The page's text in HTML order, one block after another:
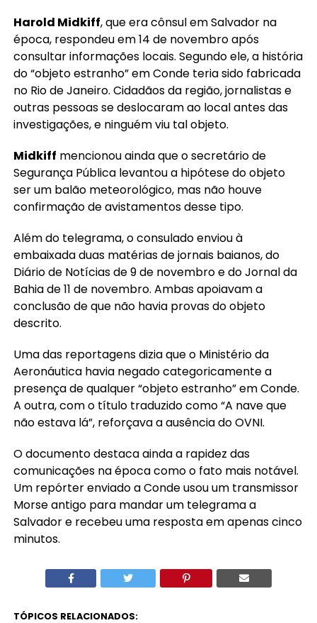
Harold Midkiff, que era cônsul em Salvador na
época, respondeu em 14 de novembro após
consultar informações locais. Segundo ele, a história
do “objeto estranho” em Conde teria sido fabricada
no Rio de Janeiro. Cidadãos da região, jornalistas e
outras pessoas se deslocaram ao local antes das
investigações, e ninguém viu tal objeto.
Midkiff mencionou ainda que o secretário de
Segurança Pública levantou a hipótese do objeto
ser um balão meteorológico, mas não houve
confirmação de avistamentos desse tipo.
Além do telegrama, o consulado enviou à
embaixada duas matérias de jornais baianos, do
Diário de Notícias de 9 de novembro e do Jornal da
Bahia de 11 de novembro. Ambas apoiavam a
conclusão de que não havia provas do objeto
descrito.
Uma das reportagens dizia que o Ministério da
Aeronáutica havia negado categoricamente a
presença de qualquer “objeto estranho” em Conde.
A outra, com o título traduzido como “A nave que
não estava lá”, reforçava a ausência do OVNI.
O documento destaca ainda a rapidez das
comunicações na época como o fato mais notável.
Um repórter enviado a Conde usou um transmissor
Morse antigo para mandar um telegrama a
Salvador e recebeu uma resposta em apenas cinco
minutos.
TÓPICOS RELACIONADOS: